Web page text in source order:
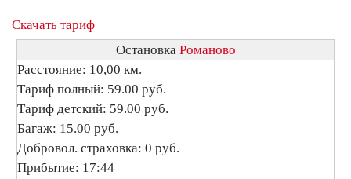
Скачать тариф
Остановка Романово
Расстояние: 10,00 км.
Тариф полный: 59.00 руб.
Тариф детский: 59.00 руб.
Багаж: 15.00 руб.
Добровол. страховка: 0 руб.
Прибытие: 17:44